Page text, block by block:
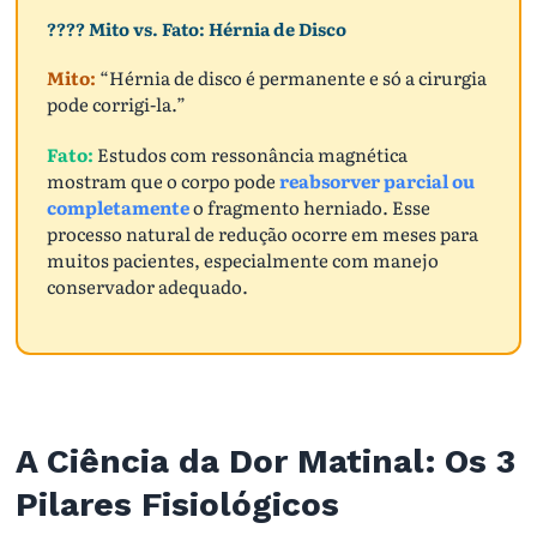
???? Mito vs. Fato: Hérnia de Disco
Mito: “Hérnia de disco é permanente e só a cirurgia
pode corrigi-la.”
Fato: Estudos com ressonância magnética
mostram que o corpo podereabsorver parcial ou
completamenteo fragmento herniado. Esse
processo natural de redução ocorre em meses para
muitos pacientes, especialmente com manejo
conservador adequado.
A Ciência da Dor Matinal: Os 3
Pilares Fisiológicos